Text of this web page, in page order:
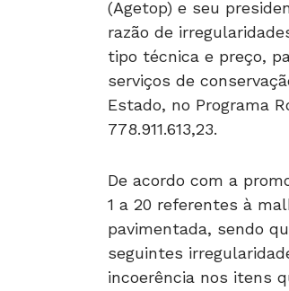
(Agetop) e seu
razão de
tipo técnica e preço,
serviços de
Estado, no Programa
778.911.613,23.
De acordo com a
1 a 20 referentes à
pavimentada, sendo
seguintes
incoerência nos itens